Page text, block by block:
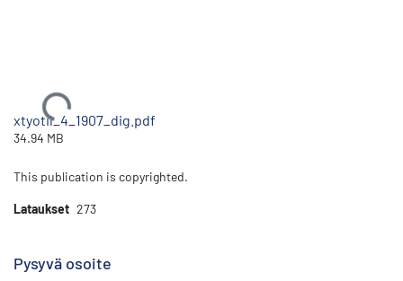
Ladataan...
xtyotil_4_1907_dig.pdf
34.94 MB
This publication is copyrighted.
Lataukset 273
Pysyvä osoite